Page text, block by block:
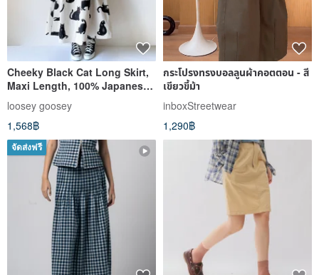
Cheeky Black Cat Long Skirt,
Maxi Length, 100% Japanese
Cotton, Pockets, White
loosey goosey
1,568฿
กระโปรงทรงบอลลูนผ้าคอตตอน - สี
เขียวขี้ม้า
inboxStreetwear
1,290฿
จัดส่งฟรี